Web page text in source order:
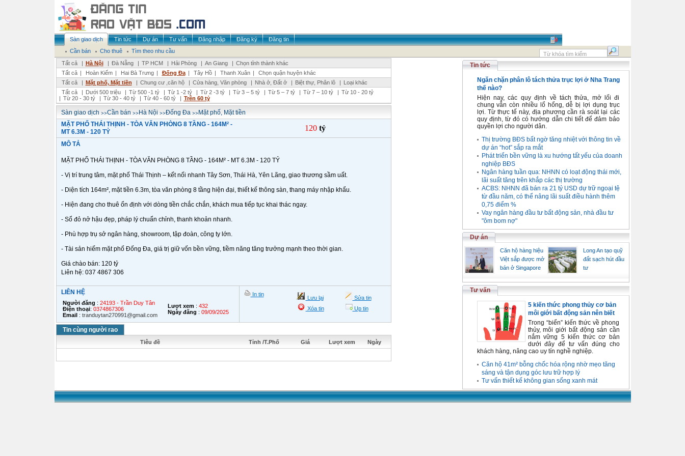
Sàn giao dịch Tin tức Dự án Tư vấn Đăng nhập Đăng ký
Đăng tin
Cần bán
Cho thuê
Tìm theo nhu cầu
Tất cả
| Hà Nội | Đà Nẵng | TP HCM | Hải Phòng | An Giang | Chọn tỉnh thành khác
Tất cả | Hoàn Kiếm | Hai Bà Trưng | Đống Đa | Tây Hồ | Thanh Xuân |
Chọn quận huyện khác
Tất cả
| Mặt phố, Mặt tiền | Chung cư ,căn hộ | Cửa hàng, Văn phòng | Nhà ở, Đất ở | Biệt thự, Phân lô | Loại khác
Tất cả
| Dưới 500 triệu | Từ 500 -1 tỷ | Từ 1 -2 tỷ | Từ 2 -3 tỷ | Từ 3 – 5 tỷ | Từ 5 – 7 tỷ | Từ 7 – 10 tỷ | Từ 10 - 20 tỷ
| Từ 20 - 30 tỷ | Từ 30 - 40 tỷ | Từ 40 - 60 tỷ | Trên 60 tỷ
Sàn giao dịch >>Cần bán >>Hà Nội >>Đống Đa>>Mặt phố, Mặt tiền
MẶT PHỐ THÁI THỊNH - TÒA VĂN PHÒNG 8 TẦNG - 164M² -
MT 6.3M - 120 TỶ
120 tỷ
MÔ TẢ
MẶT PHỐ THÁI THỊNH - TÒA VĂN PHÒNG 8 TẦNG - 164M² - MT 6.3M - 120 TỶ
- Vị trí trung tâm, mặt phố Thái Thịnh – kết nối nhanh Tây Sơn, Thái Hà, Yên Lãng, giao thương sầm uất.
- Diện tích 164m², mặt tiền 6.3m, tòa văn phòng 8 tầng hiện đại, thiết kế thông sàn, thang máy nhập khẩu.
- Hiện đang cho thuê ổn định với dòng tiền chắc chắn, khách mua tiếp tục khai thác ngay.
- Sổ đỏ nở hậu đẹp, pháp lý chuẩn chỉnh, thanh khoản nhanh.
- Phù hợp trụ sở ngân hàng, showroom, tập đoàn, công ty lớn.
- Tài sản hiếm mặt phố Đống Đa, giá trị giữ vốn bền vững, tiềm năng tăng trưởng mạnh theo thời gian.
Giá chào bán: 120 tỷ
Liên hệ: 037 4867 306
LIÊN HỆ
Người đăng : 24193 - Trần Duy Tân
Điện thoại: 0374867306
Email: tranduytan270991@gmail.com
Lượt xem: 432
Ngày đăng : 09/09/2025
In tin
Lưu lại
Sửa tin
Xóa tin
Up tin
Tin cùng người rao
Tiêu đề Tỉnh /T.Phố Giá Lượt xem Ngày
Tin tức
Ngăn chặn phân lô tách thửa trục lợi ở Nha Trang
thế nào?
Hiện nay, các quy định về tách thửa, mở lối đi
chung vẫn còn nhiều lổ hổng, dễ bị lợi dụng trục
lợi. Từ thực tế này, địa phương cần rà soát lại các
quy định, từ đó có hướng dẫn chi tiết để đảm bảo
quyền lợi cho người dân.
Thị trường BĐS bất ngờ tăng nhiệt với thông tin về
dự án “hot” sắp ra mắt
Phát triển bền vững là xu hướng tất yếu của doanh
nghiệp BĐS
Ngân hàng tuần qua: NHNN có loạt động thái mới,
lãi suất tăng trên khắp các thị trường
ACBS: NHNN đã bán ra 21 tỷ USD dự trữ ngoại tệ
từ đầu năm, có thể nâng lãi suất điều hành thêm
0,75 điểm %
Vay ngân hàng đầu tư bất động sản, nhà đầu tư
"ôm bom nợ"
Dự án
Căn hộ hàng hiệu
Việt sắp được mở
bán ở Singapore
Long An tạo quỹ
đất sạch hút đầu
tư
Tư vấn
5 kiến thức phong thủy cơ bản
môi giới bất động sản nên biết
Trong “biển” kiến thức về phong
thủy, môi giới bất động sản cần
nắm vững 5 kiến thức cơ bản
dưới đây để tư vấn đúng cho
khách hàng, nâng cao uy tín nghề nghiệp.
Căn hộ 41m² bỗng chốc hóa rộng nhờ mẹo tăng
sáng và tận dụng góc lưu trữ hợp lý
Tư vấn thiết kế không gian sống xanh mát